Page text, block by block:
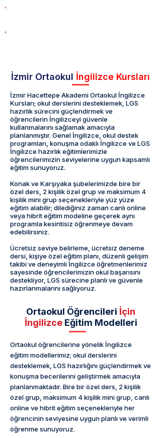
İzmir Ortaokul İngilizce Kursları
İzmir Hacettepe Akademi Ortaokul İngilizce
Kursları; okul derslerini desteklemek, LGS
hazırlık sürecini güçlendirmek ve
öğrencilerin İngilizceyi güvenle
kullanmalarını sağlamak amacıyla
planlanmıştır. Genel İngilizce, okul destek
programları, konuşma odaklı İngilizce ve LGS
İngilizce hazırlık eğitimlerimizle
öğrencilerimizin seviyelerine uygun kapsamlı
eğitim sunuyoruz.
Konak ve Karşıyaka şubelerimizde bire bir
özel ders, 2 kişilik özel grup ve maksimum 4
kişilik mini grup seçenekleriyle yüz yüze
eğitim alabilir; dilediğiniz zaman canlı online
veya hibrit eğitim modeline geçerek aynı
programla kesintisiz öğrenmeye devam
edebilirsiniz.
Ücretsiz seviye belirleme, ücretsiz deneme
dersi, kişiye özel eğitim planı, düzenli gelişim
takibi ve deneyimli İngilizce öğretmenlerimiz
sayesinde öğrencilerimizin okul başarısını
destekliyor, LGS sürecine planlı ve güvenle
hazırlanmalarını sağlıyoruz.
Ortaokul Öğrencileri İçin
İngilizceEğitim Modelleri
Ortaokul öğrencilerine yönelik İngilizce
eğitim modellerimiz; okul derslerini
desteklemek, LGS hazırlığını güçlendirmek ve
konuşma becerilerini geliştirmek amacıyla
planlanmaktadır. Bire bir özel ders, 2 kişilik
özel grup, maksimum 4 kişilik mini grup, canlı
online ve hibrit eğitim seçenekleriyle her
öğrencinin seviyesine uygun planlı ve verimli
öğrenme sunuyoruz.